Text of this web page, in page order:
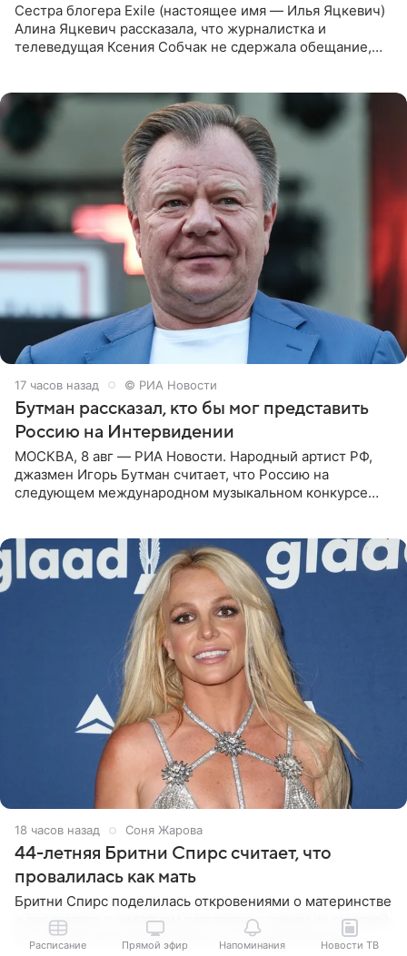
Сестра блогера Exile (настоящее имя — Илья Яцкевич)
Алина Яцкевич рассказала, что журналистка и
телеведущая Ксения Собчак не сдержала обещание,
17 часов назад © РИА Новости
Бутман рассказал, кто бы мог представить
Россию на Интервидении
МОСКВА, 8 авг — РИА Новости. Народный артист РФ,
джазмен Игорь Бутман считает, что Россию на
следующем международном музыкальном конкурсе
18 часов назад Соня Жарова
44-летняя Бритни Спирс считает, что
провалилась как мать
Бритни Спирс поделилась откровениями о материнстве
и рассказала о недавнем разговоре с одним из сыновей.
44-летняя певица призналась, что после беседы
Расписание Прямой эфир Напоминания Новости ТВ